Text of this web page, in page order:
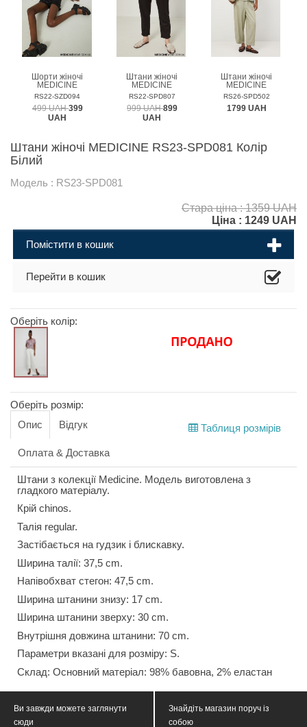
Шорти жіночі
MEDICINE
RS22-SZD094
499 UAH399
UAH
Штани жіночі
MEDICINE
RS22-SPD807
999 UAH899
UAH
Штани жіночі
MEDICINE
RS26-SPD502
1799 UAH
Штани жіночі MEDICINE RS23-SPD081 Колір
Білий
Модель : RS23-SPD081
Стара ціна : 1359 UAH
Ціна : 1249 UAH
Помістити в кошик
Перейти в кошик
Оберіть колір:
Оберіть розмір:
Таблиця розмірів
Опис Відгук
Оплата & Доставка
Штани з колекції Medicine. Модель виготовлена з
гладкого матеріалу.
Крій chinos.
Талія regular.
Застібається на гудзик і блискавку.
Ширина талії: 37,5 cm.
Напівобхват стегон: 47,5 cm.
Ширина штанини знизу: 17 cm.
Ширина штанини зверху: 30 cm.
Внутрішня довжина штанини: 70 cm.
Параметри вказані для розміру: S.
Склад: Основний матеріал: 98% бавовна, 2% еластан
Ви завжди можете заглянути
сюди
Знайдіть магазин поруч із
собою